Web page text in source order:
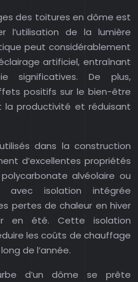
des toitures en dôme est
l’utilisation de la lumière
peut considérablement
artificiel, entraînant
significatives. De plus,
positifs sur le bien-être
la productivité et réduisant
dans la construction
d’excellentes propriétés
alvéolaire ou
avec isolation intégrée
pertes de chaleur en hiver
en été. Cette isolation
les coûts de chauffage
de l’année.
d’un dôme se prête